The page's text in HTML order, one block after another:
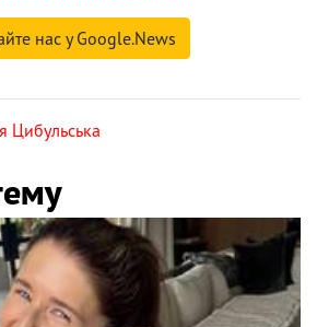
нас у Google.News
Цибульська